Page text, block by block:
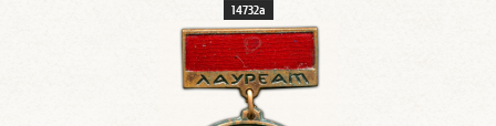
14732а